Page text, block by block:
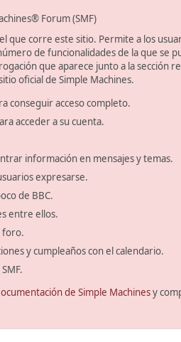
Forum (SMF)
corre este sitio. Permite a los
de funcionalidades de la que se
que aparece junto a la sección
oficial de Simple Machines.
conseguir acceso completo.
acceder a su cuenta.
información en mensajes y temas.
expresarse.
de BBC.
entre ellos.
foro.
y cumpleaños con el calendario.
de Simple Machinesy